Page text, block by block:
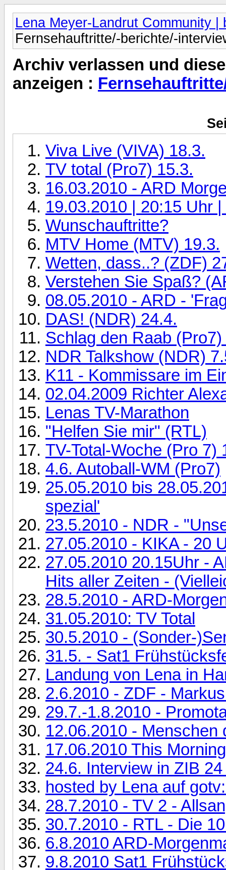
Lena Meyer-Landrut Community |
Fernsehauftritte/-berichte/-
Archiv verlassen und
anzeigen :
Viva Live (VIVA) 18.3.
TV total (Pro7) 15.3.
16.03.2010 - ARD
19.03.2010 | 20:15 Uhr
Wunschauftritte?
MTV Home (MTV) 19.3.
Wetten, dass..? (ZDF)
Verstehen Sie Spaß?
08.05.2010 - ARD -
DAS! (NDR) 24.4.
Schlag den Raab (Pro7)
NDR Talkshow (NDR)
K11 - Kommissare im
02.04.2009 Richter
Lenas TV-Marathon
"Helfen Sie mir" (RTL)
TV-Total-Woche (Pro 7)
4.6. Autoball-WM (Pro7)
25.05.2010 bis
spezial'
23.5.2010 - NDR -
27.05.2010 - KIKA - 20
27.05.2010 20.15Uhr -
Hits aller Zeiten -
28.5.2010 - ARD-
31.05.2010: TV Total
30.5.2010 - (Sonder-
31.5. - Sat1
Landung von Lena in
2.6.2010 - ZDF -
29.7.-1.8.2010 -
12.06.2010 - Menschen
17.06.2010 This
24.6. Interview in ZIB
hosted by Lena auf
28.7.2010 - TV 2 -
30.7.2010 - RTL - Die
6.8.2010 ARD-
9.8.2010 Sat1